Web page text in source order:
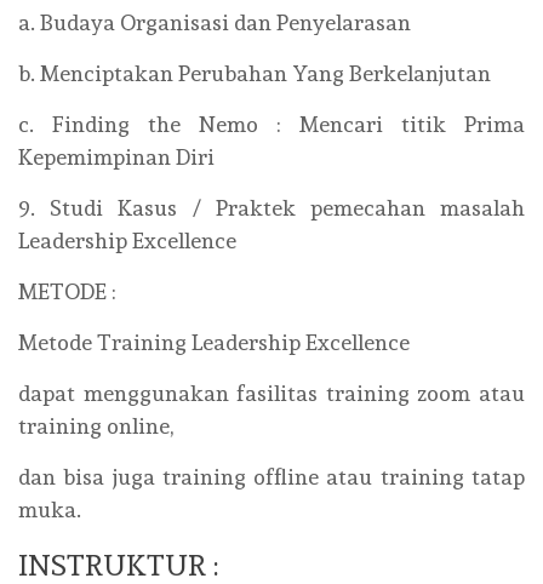
a. Budaya Organisasi dan Penyelarasan
b. Menciptakan Perubahan Yang Berkelanjutan
c. Finding the Nemo : Mencari titik Prima
Kepemimpinan Diri
9. Studi Kasus / Praktek pemecahan masalah
Leadership Excellence
METODE :
Metode Training Leadership Excellence
dapat menggunakan fasilitas training zoom atau
training online,
dan bisa juga training offline atau training tatap
muka.
INSTRUKTUR :